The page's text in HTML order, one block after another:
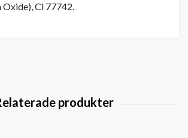
Cl 77742.